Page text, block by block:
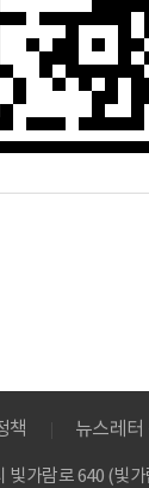
책 뉴스레
가람로 640 (빛